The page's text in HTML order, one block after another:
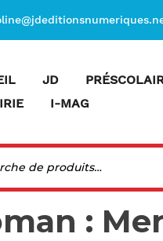
JD
I-MAG
: